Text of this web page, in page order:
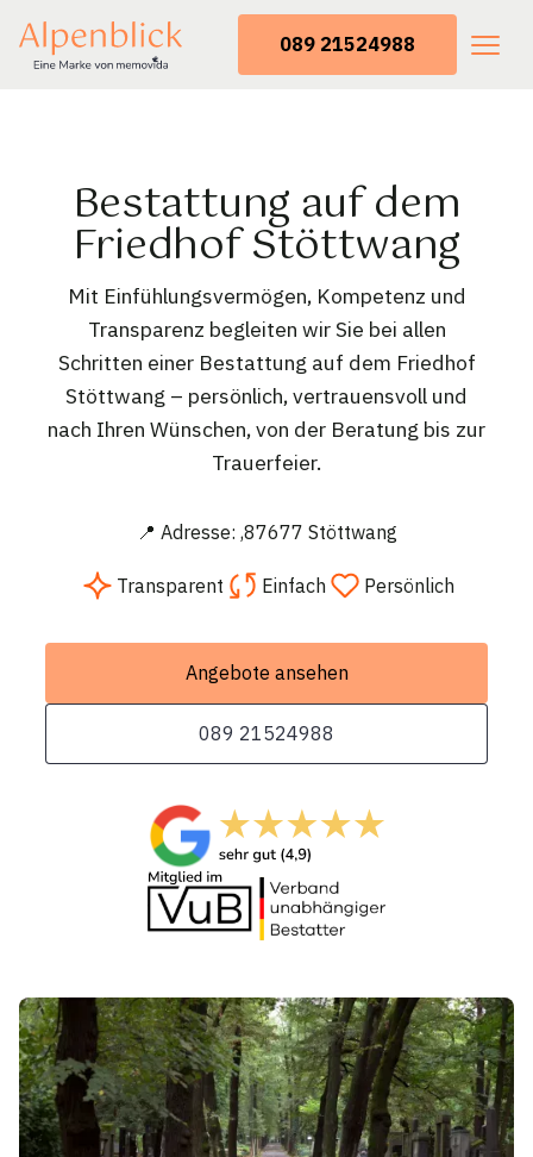
089 21524988
Bestattung auf dem
Friedhof Stöttwang
Mit Einfühlungsvermögen, Kompetenz und
Transparenz begleiten wir Sie bei allen
Schritten einer Bestattung auf dem Friedhof
Stöttwang – persönlich, vertrauensvoll und
nach Ihren Wünschen, von der Beratung bis zur
Trauerfeier.
📍 Adresse: ,87677 Stöttwang
Transparent Einfach Persönlich
Angebote ansehen
089 21524988